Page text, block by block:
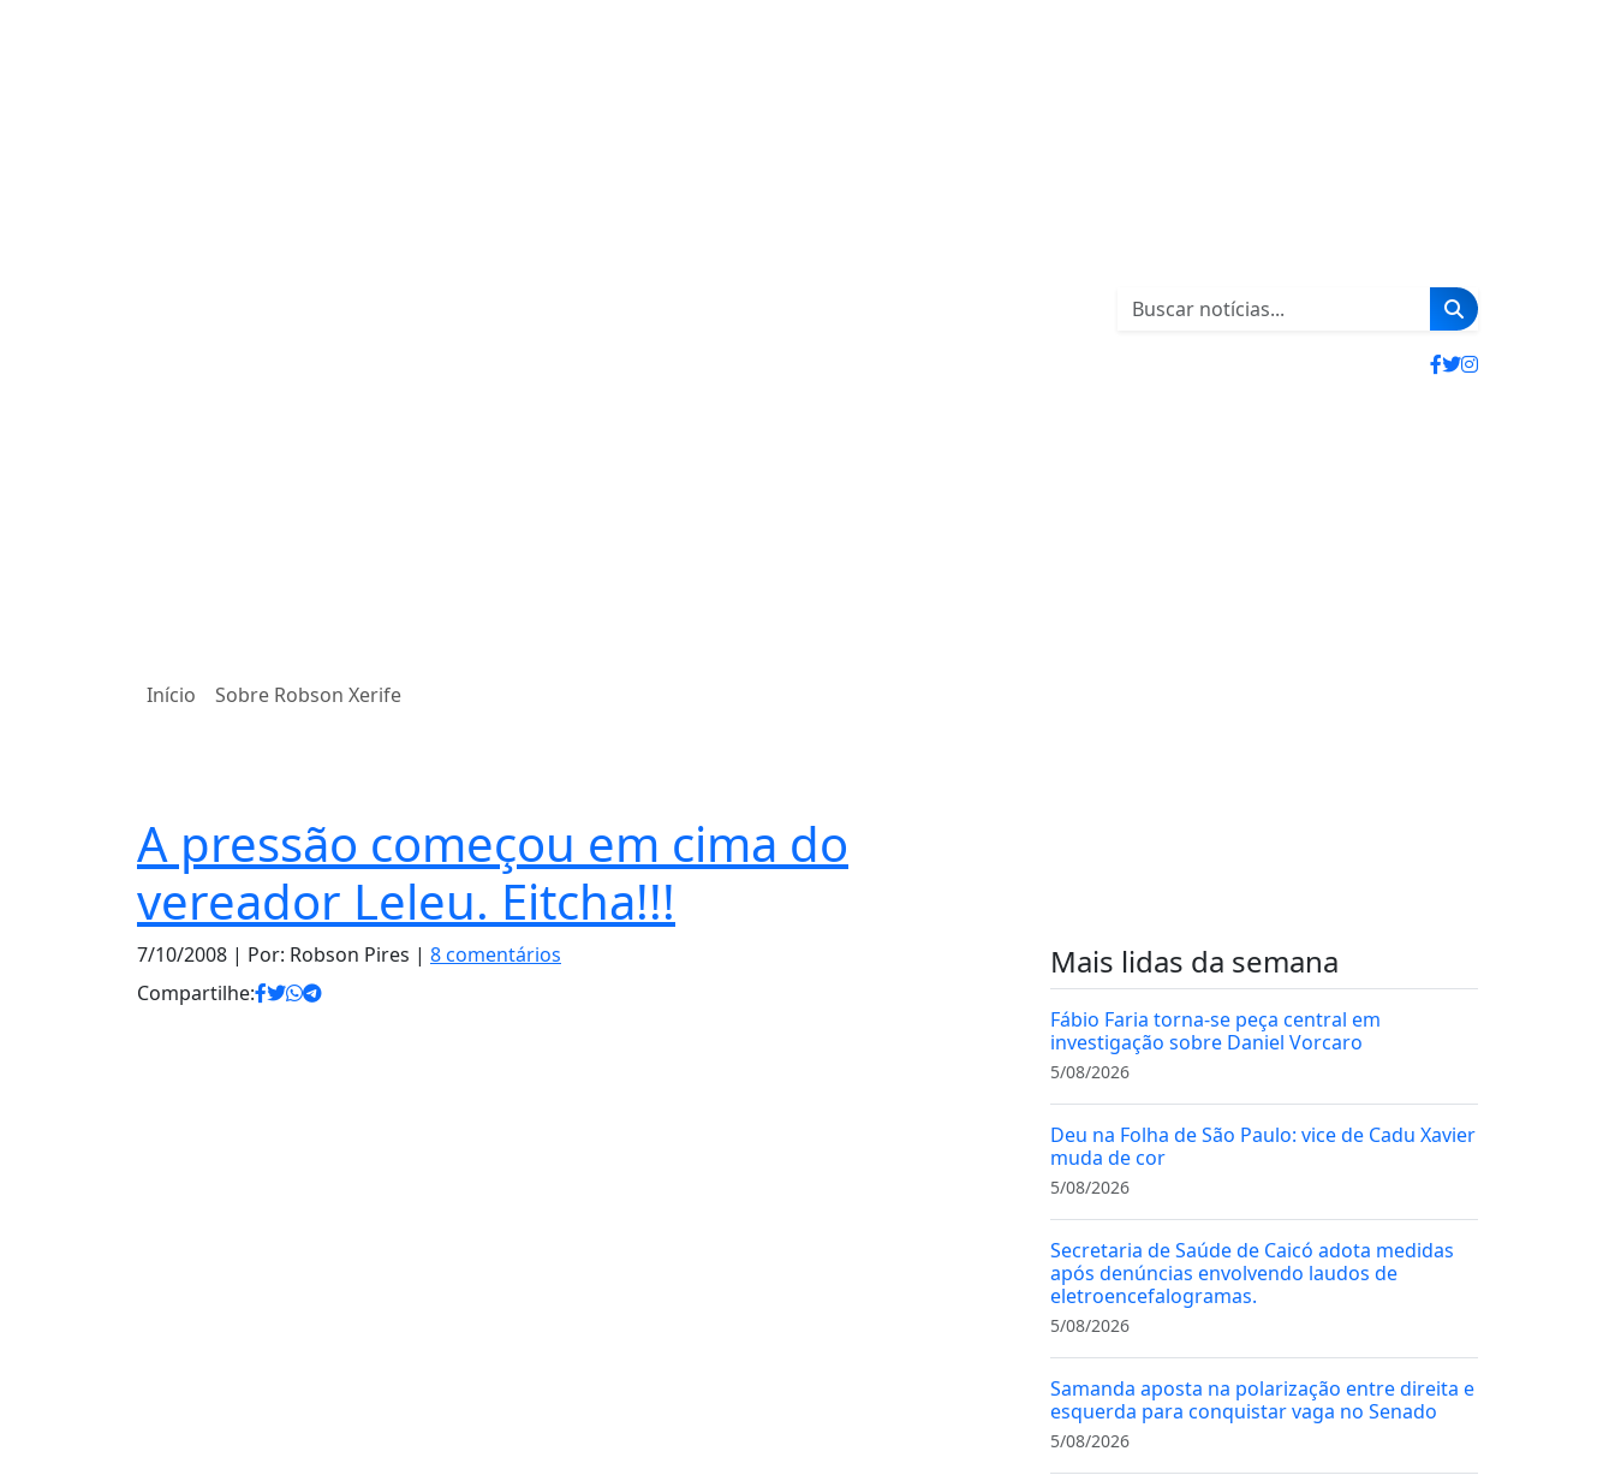
Início Sobre Robson Xerife
A pressão começou em cima do
vereador Leleu. Eitcha!!!
7/10/2008 | Por: Robson Pires | 8 comentários
Compartilhe:
Mais lidas da semana
Fábio Faria torna-se peça central em
investigação sobre Daniel Vorcaro
5/08/2026
Deu na Folha de São Paulo: vice de Cadu Xavier
muda de cor
5/08/2026
Secretaria de Saúde de Caicó adota medidas
após denúncias envolvendo laudos de
eletroencefalogramas.
5/08/2026
Samanda aposta na polarização entre direita e
esquerda para conquistar vaga no Senado
5/08/2026